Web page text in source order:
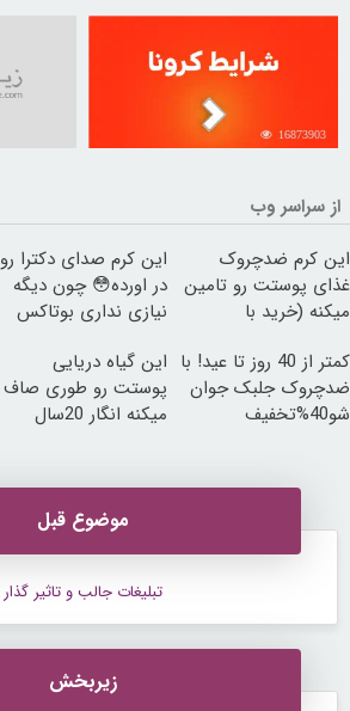
16873903
از سراسر وب
این کرم ضدچروک
غذای پوستت رو تامین
میکنه (خرید با
این کرم صدای دکترا رو
در اورده😳 چون دیگه
نیازی نداری بوتاکس
کمتر از 40 روز تا عید! با
ضدچروک جلبک جوان
شو40%تخفیف
این گیاه دریایی
پوستت رو طوری صاف
میکنه انگار 20سال
موضوع قبل
تبلیغات جالب و تاثیر گذار
زیربخش